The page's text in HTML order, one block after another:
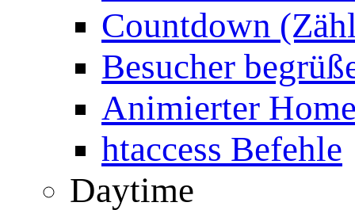
Countdown
Besucher
Animierter
htaccess Befehle
Daytime